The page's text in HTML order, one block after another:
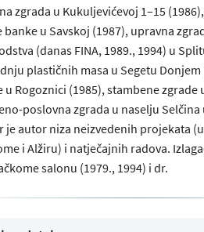
zgrada u Kukuljevićevoj 1–15
banke u Savskoj (1987), upravna
(danas FINA, 1989., 1994) u
plastičnih masa u Segetu Donjem
u Rogoznici (1985), stambene zgrade
poslovna zgrada u naselju Selčina
je autor niza neizvedenih projekata
i Alžiru) i natječajnih radova.
salonu (1979., 1994) i dr.